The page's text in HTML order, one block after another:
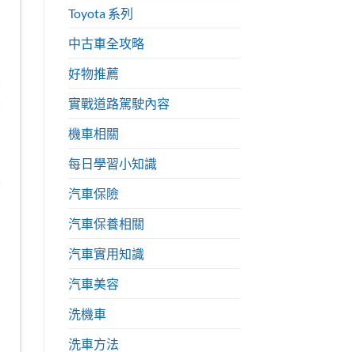
Toyota 系列
中古車全攻略
好物推薦
實戰道路駕駛內容
機車相關
每日學習小知識
汽車保險
汽車保養相關
汽車實用知識
汽車美容
洗機車
洗車方法